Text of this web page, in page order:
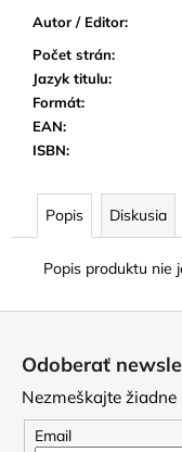
Autor / Editor:
Počet strán:
Jazyk titulu:
Formát:
EAN:
ISBN:
Popis Diskusia
Popis produktu nie
Odoberať
Nezmeškajte
Email